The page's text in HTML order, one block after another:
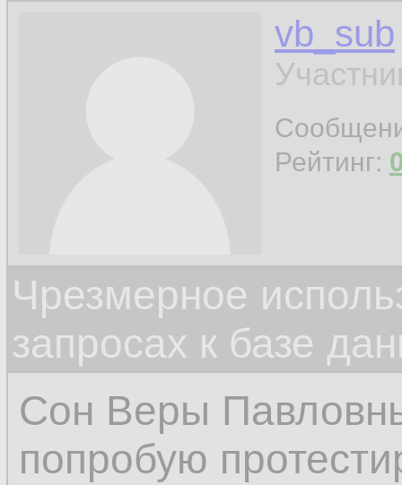
vb_sub
Рейтинг:
Чрезмерное
запросах к базе
Сон Веры
попробую